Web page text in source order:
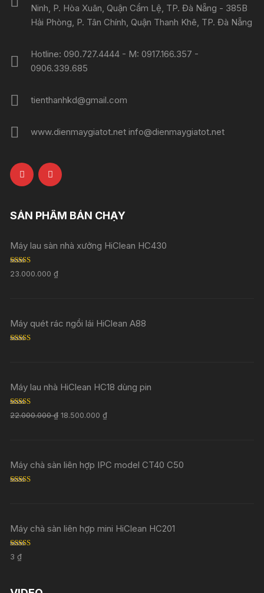
Ninh, P. Hòa Xuân, Quận Cẩm Lệ, TP. Đà Nẵng - 385B
Hải Phòng, P. Tân Chính, Quận Thanh Khê, TP. Đà Nẵng
Hotline: 090.727.4444 - M: 0917.166.357 -
0906.339.685
tienthanhkd@gmail.com
www.dienmaygiatot.net info@dienmaygiatot.net
SẢN PHẨM BÁN CHẠY
Máy lau sàn nhà xưởng HiClean HC430
Rated5.00
out of 5
23.000.000₫
Máy quét rác ngồi lái HiClean A88
Máy lau nhà HiClean HC18 dùng pin
Rated5.00
out of 5
22.000.000₫ 18.500.000₫
Máy chà sàn liên hợp IPC model CT40 C50
Máy chà sàn liên hợp mini HiClean HC201
Rated
out of 5
3₫